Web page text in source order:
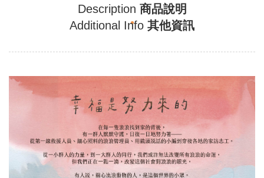
Description 商品說明
Additional Info 其他資訊